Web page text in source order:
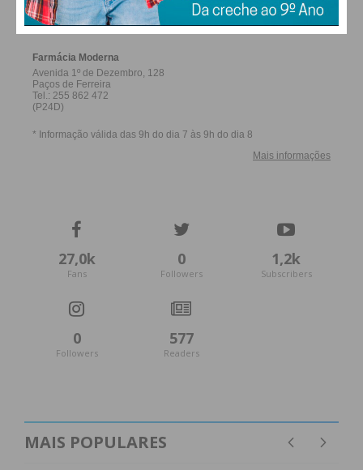
FERREIRA
27,0k
Fans
0
Followers
1,2k
Subscribers
0
Followers
577
Readers
MAIS POPULARES